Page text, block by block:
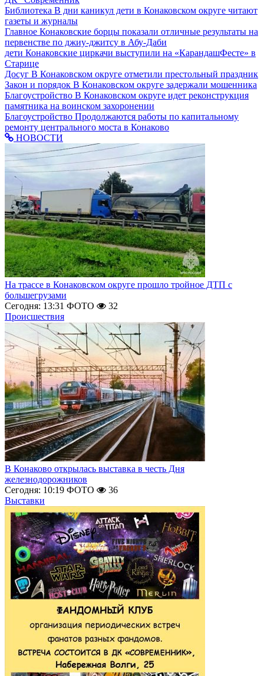
Библиотека В дни каникул дети в Конаковском округе читают
газеты и журналы
Главное Конаковские борцы показали отличные результаты на
первенстве по джиу-джитсу в Абу-Даби
дети Конаковские циркачи выступили на «КарандашФесте» в
Старице
Досуг В Конаковском округе отметили престольный праздник
Закон и порядок В Конаковском округе задержали мошенника
Благоустройство В Конаковском округе идет реконструкция
памятника на воинском захоронении
Благоустройство Продолжаются работы по капитальному
ремонту центрального моста в Конаково
НОВОСТИ
На трассе в Конаковском округе прошло тройное ДТП с
большегрузами
Сегодня: 13:31 ФОТО
32
Происшествия
В Конаково открылась выставка в честь Дня
железнодорожников
Сегодня: 10:19 ФОТО
36
Выставки